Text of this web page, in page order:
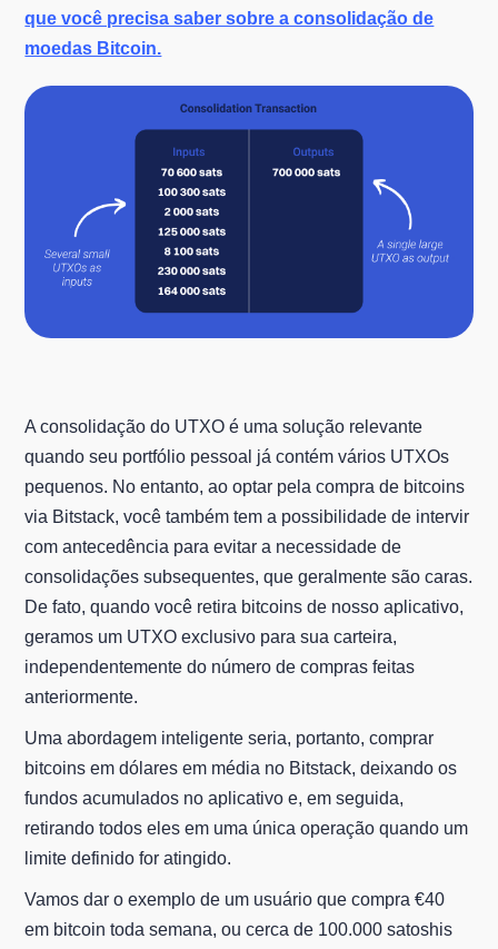
que você precisa saber sobre a consolidação de
moedas Bitcoin.
A consolidação do UTXO é uma solução relevante
quando seu portfólio pessoal já contém vários UTXOs
pequenos. No entanto, ao optar pela compra de bitcoins
via Bitstack, você também tem a possibilidade de intervir
com antecedência para evitar a necessidade de
consolidações subsequentes, que geralmente são caras.
De fato, quando você retira bitcoins de nosso aplicativo,
geramos um UTXO exclusivo para sua carteira,
independentemente do número de compras feitas
anteriormente.
Uma abordagem inteligente seria, portanto, comprar
bitcoins em dólares em média no Bitstack, deixando os
fundos acumulados no aplicativo e, em seguida,
retirando todos eles em uma única operação quando um
limite definido for atingido.
Vamos dar o exemplo de um usuário que compra €40
em bitcoin toda semana, ou cerca de 100.000 satoshis